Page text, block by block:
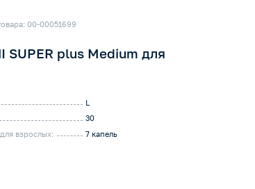
00-00051699
SUPER plus Medium для
L
30
взрослых:
7 капель